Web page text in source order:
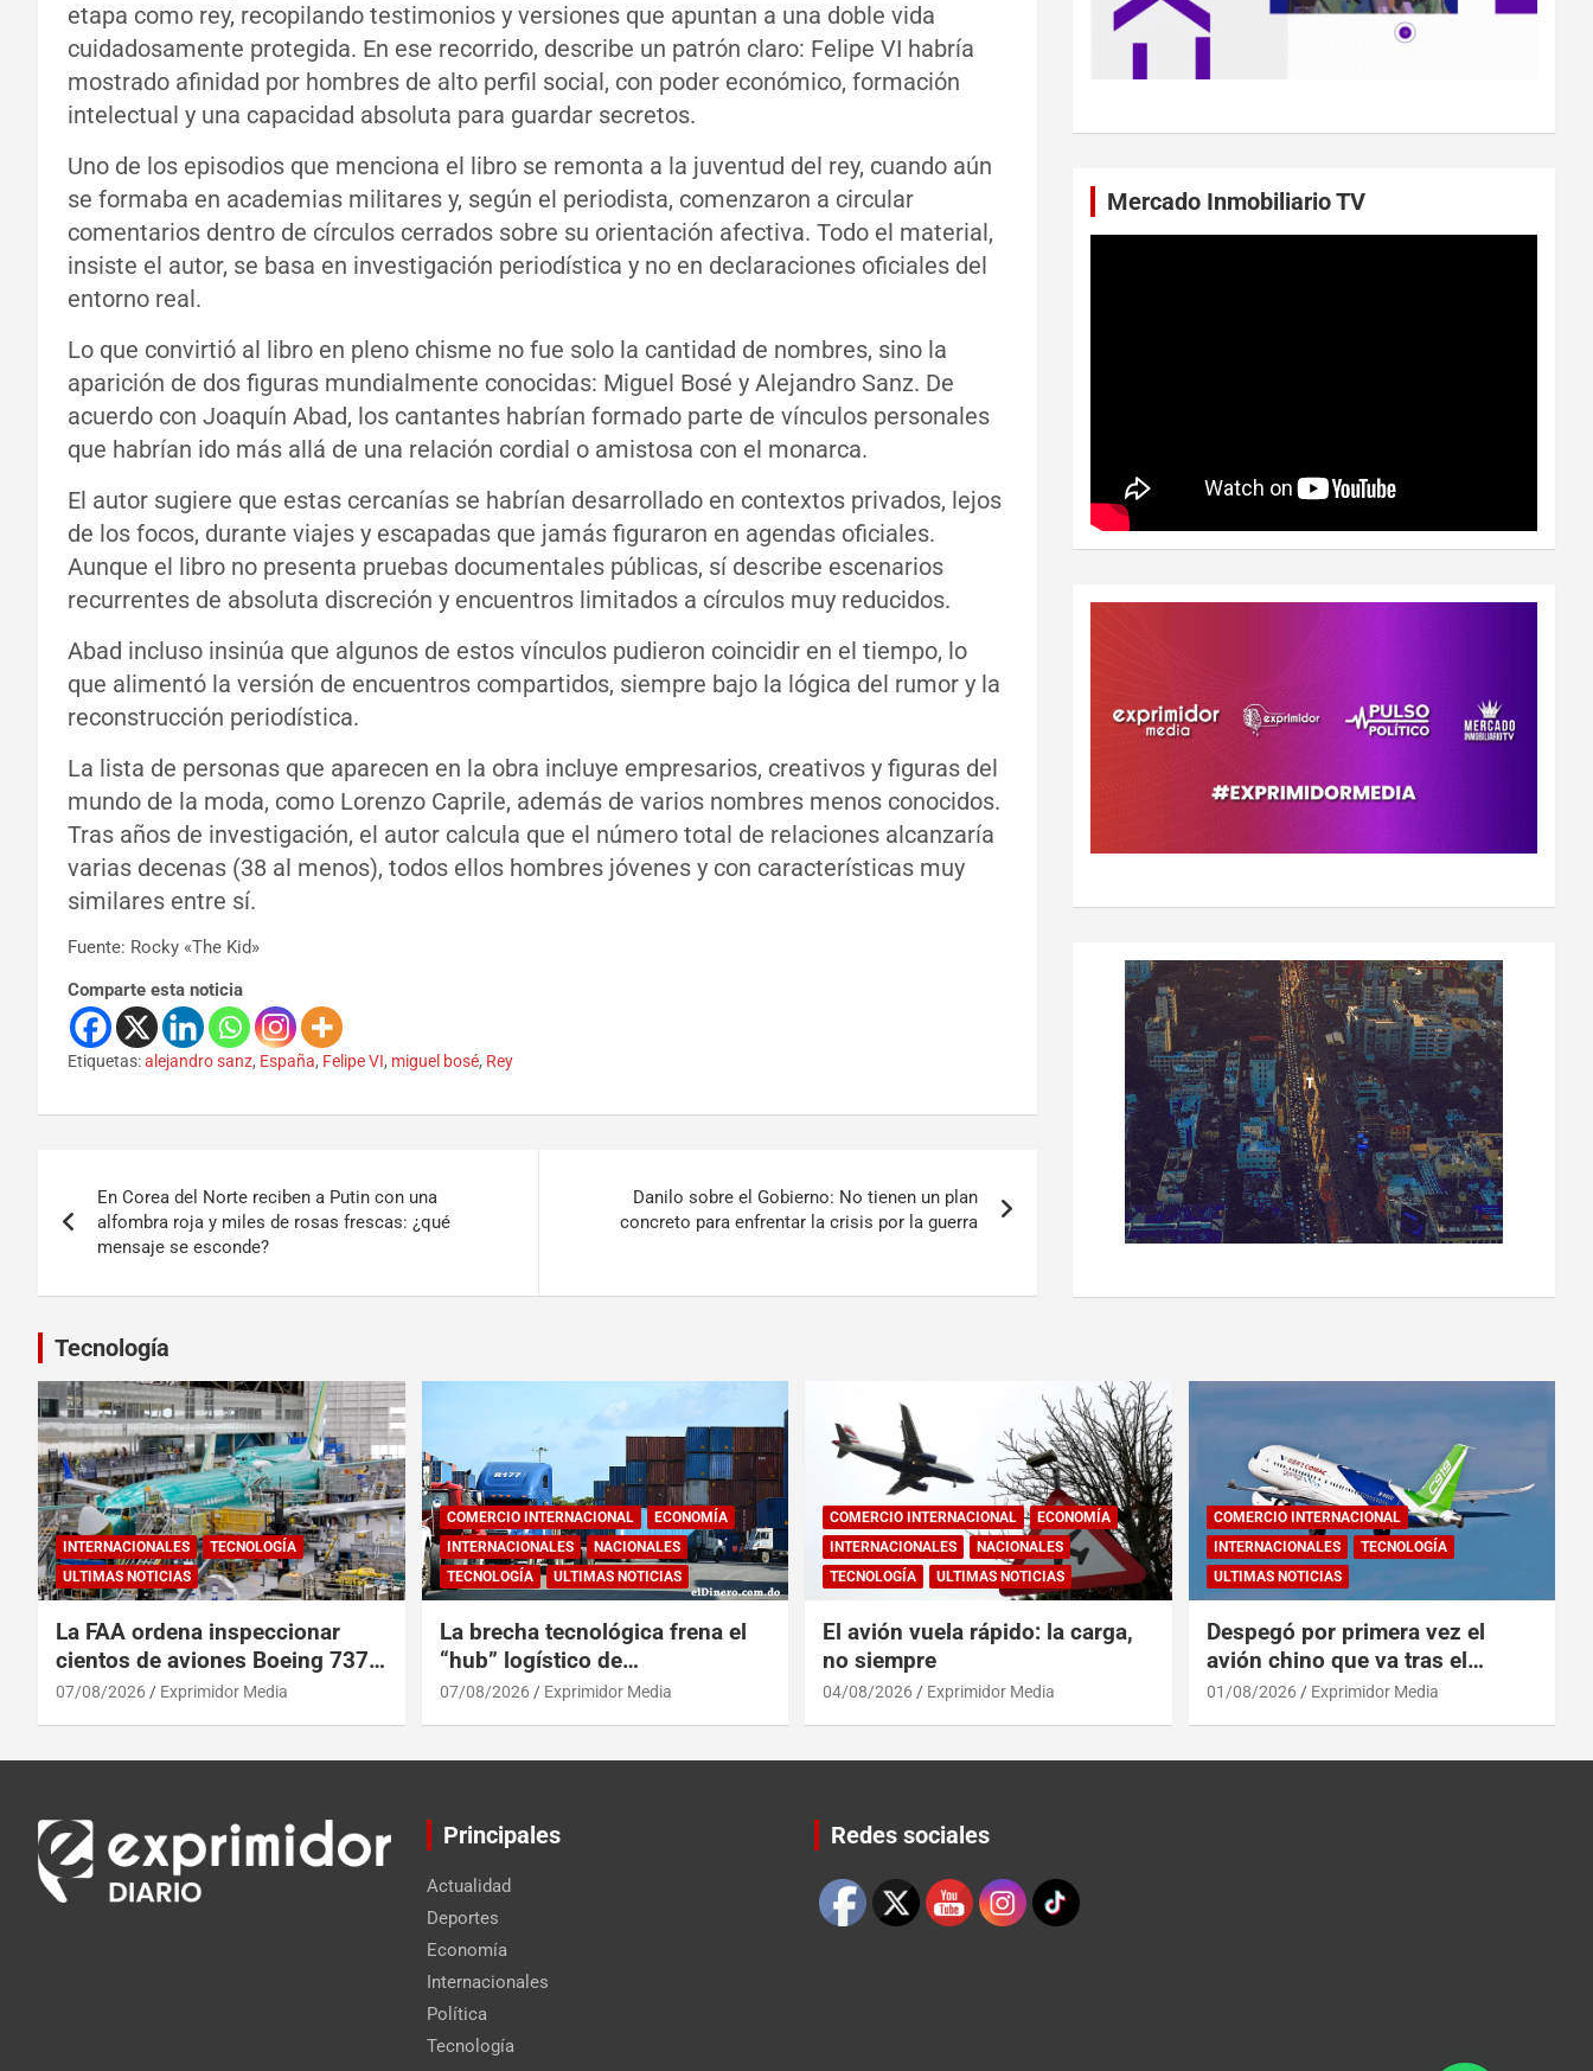
etapa como rey, recopilando testimonios y versiones que apuntan a una doble vida
cuidadosamente protegida. En ese recorrido, describe un patrón claro: Felipe VI habría
mostrado afinidad por hombres de alto perfil social, con poder económico, formación
intelectual y una capacidad absoluta para guardar secretos.
Uno de los episodios que menciona el libro se remonta a la juventud del rey, cuando aún
se formaba en academias militares y, según el periodista, comenzaron a circular
comentarios dentro de círculos cerrados sobre su orientación afectiva. Todo el material,
insiste el autor, se basa en investigación periodística y no en declaraciones oficiales del
entorno real.
Lo que convirtió al libro en pleno chisme no fue solo la cantidad de nombres, sino la
aparición de dos figuras mundialmente conocidas: Miguel Bosé y Alejandro Sanz. De
acuerdo con Joaquín Abad, los cantantes habrían formado parte de vínculos personales
que habrían ido más allá de una relación cordial o amistosa con el monarca.
El autor sugiere que estas cercanías se habrían desarrollado en contextos privados, lejos
de los focos, durante viajes y escapadas que jamás figuraron en agendas oficiales.
Aunque el libro no presenta pruebas documentales públicas, sí describe escenarios
recurrentes de absoluta discreción y encuentros limitados a círculos muy reducidos.
Abad incluso insinúa que algunos de estos vínculos pudieron coincidir en el tiempo, lo
que alimentó la versión de encuentros compartidos, siempre bajo la lógica del rumor y la
reconstrucción periodística.
La lista de personas que aparecen en la obra incluye empresarios, creativos y figuras del
mundo de la moda, como Lorenzo Caprile, además de varios nombres menos conocidos.
Tras años de investigación, el autor calcula que el número total de relaciones alcanzaría
varias decenas (38 al menos), todos ellos hombres jóvenes y con características muy
similares entre sí.
Fuente: Rocky «The Kid»
Comparte esta noticia
Etiquetas:alejandro sanz, España, Felipe VI, miguel bosé, Rey
En Corea del Norte reciben a Putin con una
alfombra roja y miles de rosas frescas: ¿qué
mensaje se esconde?
Danilo sobre el Gobierno: No tienen un plan
concreto para enfrentar la crisis por la guerra
Mercado Inmobiliario TV
Tecnología
INTERNACIONALES
TECNOLOGÍA
ULTIMAS NOTICIAS
La FAA ordena inspeccionar
cientos de aviones Boeing 737
Max por posibles grietas
07/08/2026 Exprimidor Media
COMERCIO INTERNACIONAL
ECONOMÍA
INTERNACIONALES
NACIONALES
TECNOLOGÍA
ULTIMAS NOTICIAS
La brecha tecnológica frena el
“hub” logístico de
Centroamérica y RD
07/08/2026 Exprimidor Media
COMERCIO INTERNACIONAL
ECONOMÍA
INTERNACIONALES
NACIONALES
TECNOLOGÍA
ULTIMAS NOTICIAS
El avión vuela rápido: la carga,
no siempre
04/08/2026 Exprimidor Media
COMERCIO INTERNACIONAL
INTERNACIONALES
TECNOLOGÍA
ULTIMAS NOTICIAS
Despegó por primera vez el
avión chino que va tras el
reinado del A319 en el Tíbet
01/08/2026 Exprimidor Media
Principales
Actualidad
Deportes
Economía
Internacionales
Política
Tecnología
Redes sociales
Set Youtube Channel ID